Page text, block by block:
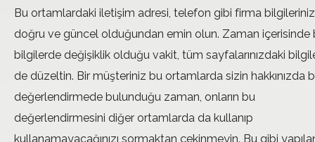
Bu ortamlardaki iletişim adresi, telefon gibi firma
doğru ve güncel olduğundan emin olun. Zaman içerisinde
bilgilerde değişiklik olduğu vakit, tüm sayfalarınızdaki
de düzeltin. Bir müşteriniz bu ortamlarda sizin hakkınızda
değerlendirmede bulunduğu zaman, onların bu
değerlendirmesini diğer ortamlarda da kullanıp
kullanamayacağınızı sormaktan çekinmeyin. Bu gibi